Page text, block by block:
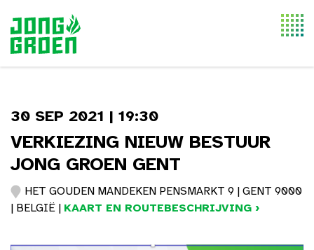
30 SEP 2021 | 19:30
VERKIEZING NIEUW BESTUUR
JONG GROEN GENT
HET GOUDEN MANDEKEN PENSMARKT 9 | GENT 9000
| BELGIË | KAART EN ROUTEBESCHRIJVING ›